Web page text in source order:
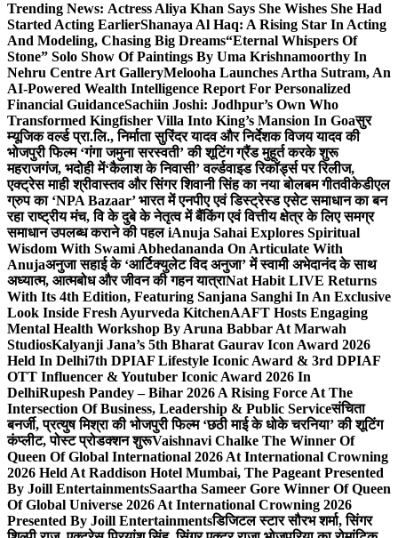
Trending News: Actress Aliya Khan Says She Wishes She Had
Started Acting EarlierShanaya Al Haq: A Rising Star In Acting
And Modeling, Chasing Big Dreams“Eternal Whispers Of
Stone” Solo Show Of Paintings By Uma Krishnamoorthy In
Nehru Centre Art GalleryMelooha Launches Artha Sutram, An
AI-Powered Wealth Intelligence Report For Personalized
Financial GuidanceSachiin Joshi: Jodhpur’s Own Who
Transformed Kingfisher Villa Into King’s Mansion In Goaसुर
म्यूजिक वर्ल्ड प्रा.लि., निर्माता सुरिंदर यादव और निर्देशक विजय यादव की
भोजपुरी फिल्म ‘गंगा जमुना सरस्वती’ की शूटिंग ग्रैंड मुहूर्त करके शुरू
महराजगंज, भदोही में‘कैलाश के निवासी’ वर्ल्डवाइड रिकॉर्ड्स पर रिलीज,
एक्ट्रेस माही श्रीवास्तव और सिंगर शिवानी सिंह का नया बोलबम गीतवीकेडीएल
ग्रुप का ‘NPA Bazaar’ भारत में एनपीए एवं डिस्ट्रेस्ड एसेट समाधान का बन
रहा राष्ट्रीय मंच, वि के दुबे के नेतृत्व में बैंकिंग एवं वित्तीय क्षेत्र के लिए समग्र
समाधान उपलब्ध कराने की पहल iAnuja Sahai Explores Spiritual
Wisdom With Swami Abhedananda On Articulate With
Anujaअनुजा सहाई के ‘आर्टिक्युलेट विद अनुजा’ में स्वामी अभेदानंद के साथ
अध्यात्म, आत्मबोध और जीवन की गहन यात्राNat Habit LIVE Returns
With Its 4th Edition, Featuring Sanjana Sanghi In An Exclusive
Look Inside Fresh Ayurveda KitchenAAFT Hosts Engaging
Mental Health Workshop By Aruna Babbar At Marwah
StudiosKalyanji Jana’s 5th Bharat Gaurav Icon Award 2026
Held In Delhi7th DPIAF Lifestyle Iconic Award & 3rd DPIAF
OTT Influencer & Youtuber Iconic Award 2026 In
DelhiRupesh Pandey – Bihar 2026 A Rising Force At The
Intersection Of Business, Leadership & Public Serviceसंचिता
बनर्जी, प्रत्युष मिश्रा की भोजपुरी फिल्म ‘छठी माई के धोके चरनिया’ की शूटिंग
कंप्लीट, पोस्ट प्रोडक्शन शुरूVaishnavi Chalke The Winner Of
Queen Of Global International 2026 At International Crowning
2026 Held At Raddison Hotel Mumbai, The Pageant Presented
By Joill EntertainmentsSaartha Sameer Gore Winner Of Queen
Of Global Universe 2026 At International Crowning 2026
Presented By Joill Entertainmentsडिजिटल स्टार सौरभ शर्मा, सिंगर